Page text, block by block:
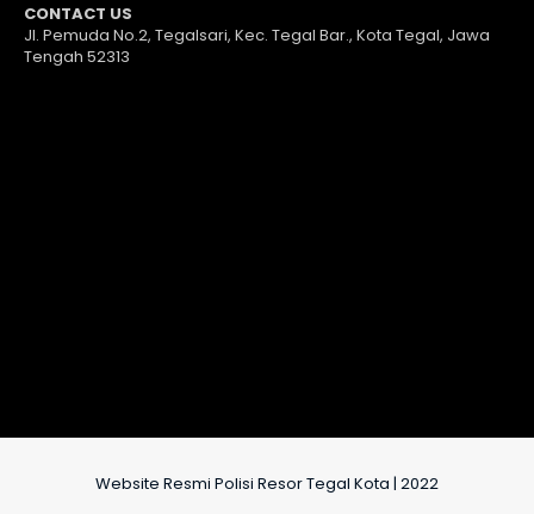
CONTACT US
Jl. Pemuda No.2, Tegalsari, Kec. Tegal Bar., Kota Tegal, Jawa
Tengah 52313
Website Resmi Polisi Resor Tegal Kota | 2022